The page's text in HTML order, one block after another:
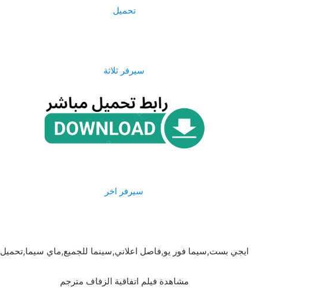
تحميل
سيرفر ثلاثة
سيرفر اخر
ايجي بست,سيما فور يو,فاصل اعلاني,سينما للجميع,ماي سيما,تحميل
مشاهدة فيلم اتفاقية الزفاف مترجم